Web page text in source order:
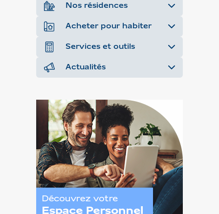
Nos résidences
Acheter pour habiter
Services et outils
Actualités